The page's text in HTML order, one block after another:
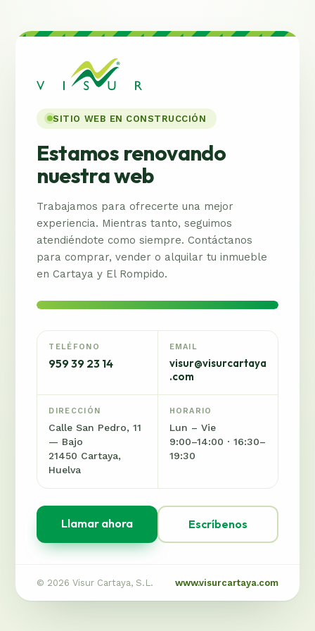
SITIO WEB EN CONSTRUCCIÓN
Estamos renovando
nuestra web
Trabajamos para ofrecerte una mejor
experiencia. Mientras tanto, seguimos
atendiéndote como siempre. Contáctanos
para comprar, vender o alquilar tu inmueble
en Cartaya y El Rompido.
TELÉFONO
959 39 23 14
EMAIL
visur@visurcartaya
.com
DIRECCIÓN
Calle San Pedro, 11
— Bajo
21450 Cartaya,
Huelva
HORARIO
Lun – Vie
9:00–14:00 · 16:30–
19:30
Llamar ahora Escríbenos
© 2026 Visur Cartaya, S.L. www.visurcartaya.com